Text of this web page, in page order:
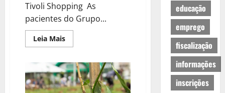
Tivoli Shopping As
pacientes do Grupo...
Leia Mais
educação
emprego
fiscalização
informações
inscrições